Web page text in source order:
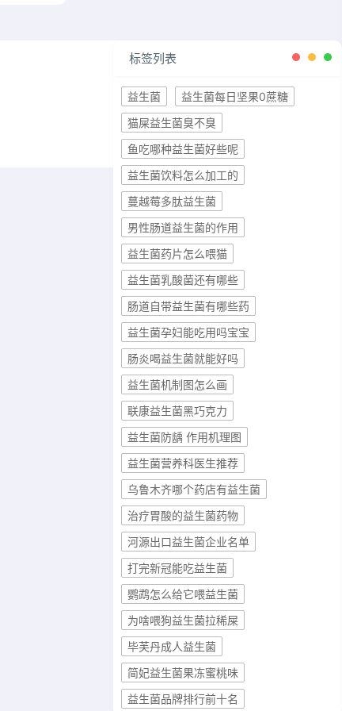
标签列表
益生菌
益生菌每日坚果0蔗糖
猫屎益生菌臭不臭
鱼吃哪种益生菌好些呢
益生菌饮料怎么加工的
蔓越莓多肽益生菌
男性肠道益生菌的作用
益生菌药片怎么喂猫
益生菌乳酸菌还有哪些
肠道自带益生菌有哪些药
益生菌孕妇能吃用吗宝宝
肠炎喝益生菌就能好吗
益生菌机制图怎么画
联康益生菌黑巧克力
益生菌防龋 作用机理图
益生菌营养科医生推荐
乌鲁木齐哪个药店有益生菌
治疗胃酸的益生菌药物
河源出口益生菌企业名单
打完新冠能吃益生菌
鹦鹉怎么给它喂益生菌
为啥喂狗益生菌拉稀屎
毕芙丹成人益生菌
简妃益生菌果冻蜜桃味
益生菌品牌排行前十名